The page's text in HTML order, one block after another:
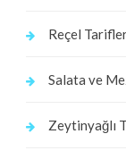
Reçel
Salata ve
Zeytinyağlı